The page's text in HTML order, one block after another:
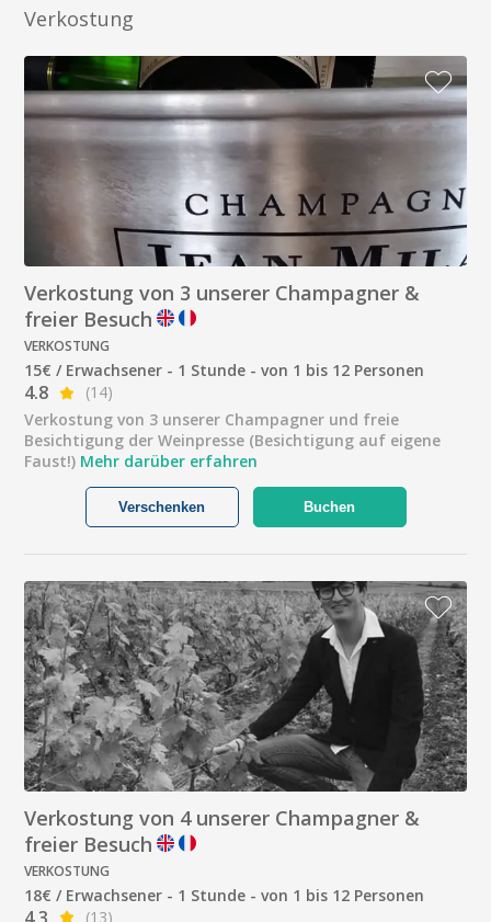
Verkostung
Verkostung von 3 unserer Champagner &
freier Besuch
VERKOSTUNG
15€ / Erwachsener - 1 Stunde - von 1 bis 12 Personen
4.8
(14)
Verkostung von 3 unserer Champagner und freie
Besichtigung der Weinpresse (Besichtigung auf eigene
Faust!) Mehr darüber erfahren
Buchen
Verschenken
Verkostung von 4 unserer Champagner &
freier Besuch
VERKOSTUNG
18€ / Erwachsener - 1 Stunde - von 1 bis 12 Personen
(13)